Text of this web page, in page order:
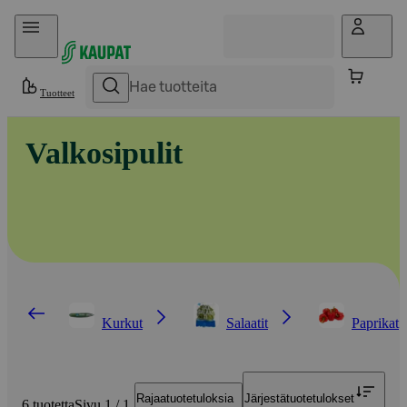
Hyppää sisältöön
Tuotteet
Valkosipulit
Kurkut Salaatit Paprikat
Rajaatuotetuloksia Järjestätuotetulokset